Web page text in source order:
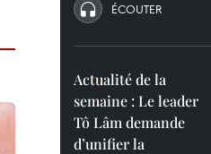
ÉCOUTER
Actualité de la
semaine : Le leader
Tô Lâm demande
d’unifier la